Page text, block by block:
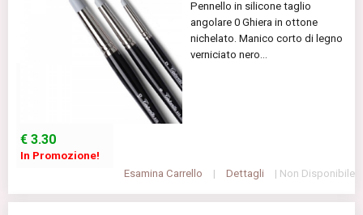
Pennello in silicone taglio
angolare 0 Ghiera in ottone
nichelato. Manico corto di legno
verniciato nero...
€ 3.30
In Promozione!
Esamina Carrello
| Dettagli | Non Disponibile